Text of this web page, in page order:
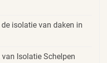
isolatie van daken in
Isolatie Schelpen